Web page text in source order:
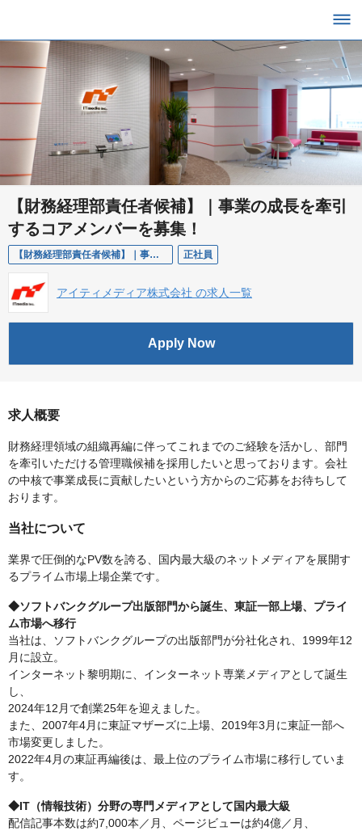
【財務経理部責任者候補】｜事業の成長を牽引
するコアメンバーを募集！
【財務経理部責任者候補】｜事業の成長を牽引するコアメンバーを募集！ 正社員
アイティメディア株式会社 の求人一覧
Apply Now
求人概要
財務経理領域の組織再編に伴ってこれまでのご経験を活かし、部門
を牽引いただける管理職候補を採用したいと思っております。会社
の中核で事業成長に貢献したいという方からのご応募をお待ちして
おります。
当社について
業界で圧倒的なPV数を誇る、国内最大級のネットメディアを展開す
るプライム市場上場企業です。
◆ソフトバンクグループ出版部門から誕生、東証一部上場、プライ
ム市場へ移行
当社は、ソフトバンクグループの出版部門が分社化され、1999年12
月に設立。
インターネット黎明期に、インターネット専業メディアとして誕生
し、
2024年12月で創業25年を迎えました。
また、2007年4月に東証マザーズに上場、2019年3月に東証一部へ
市場変更しました。
2022年4月の東証再編後は、最上位のプライム市場に移行していま
す。
◆IT（情報技術）分野の専門メディアとして国内最大級
配信記事本数は約7,000本／月、ページビューは約4億／月、